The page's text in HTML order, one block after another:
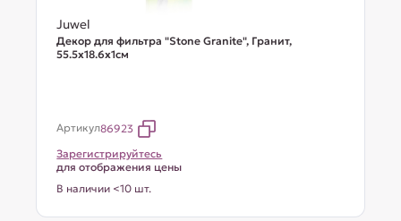
Juwel
Декор для фильтра "Stone Granite", Гранит,
55.5х18.6х1см
Артикул86923
Зарегистрируйтесь
для отображения цены
В наличии <10 шт.